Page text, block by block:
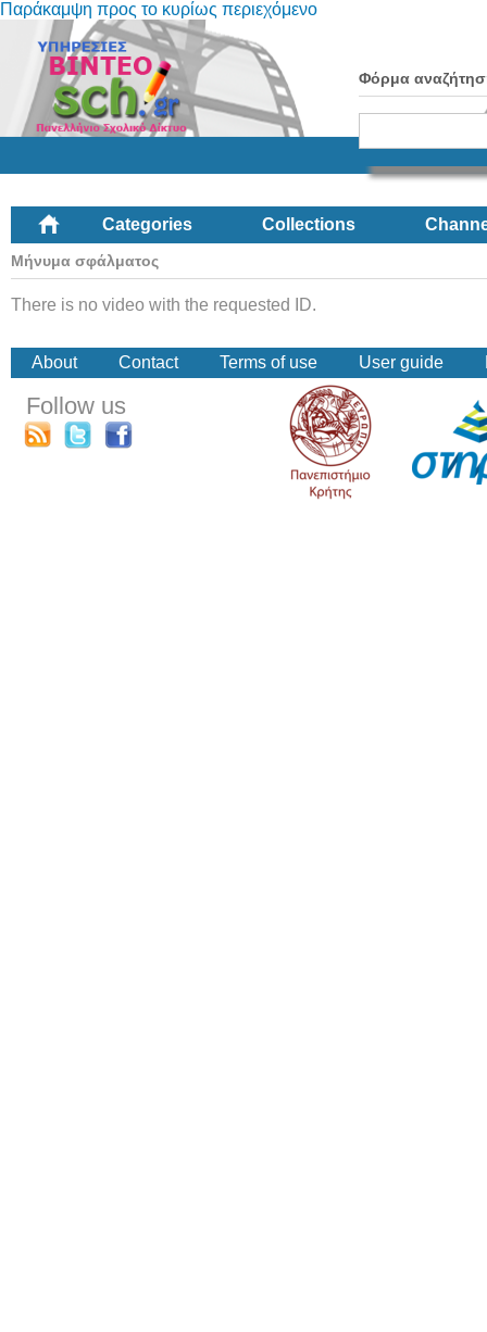
Παράκαμψη προς το κυρίως περιεχόμενο
Φόρμα
Categories Collections
Μήνυμα σφάλματος
There is no video with the requested ID.
About Contact Terms of use User guide
Follow us